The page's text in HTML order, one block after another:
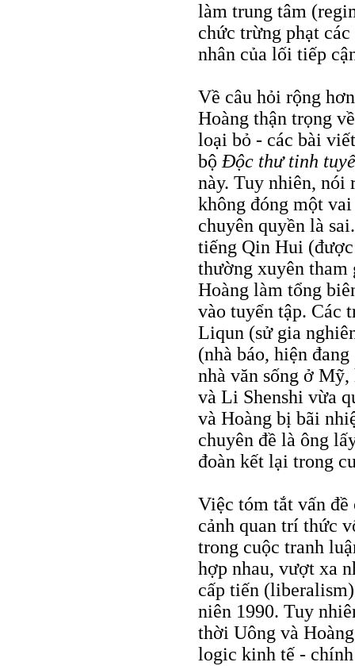
làm trung tâm
chức trừng phạt
nhân của lối tiếp
Về câu hỏi rộng
Hoàng thận trọng
loại bỏ - các bài
bộ Ðộc thư tinh
này. Tuy nhiên, nói
không đóng một
chuyên quyền là
tiếng Qin Hui
thường xuyên tham
Hoàng làm tổng
vào tuyển tập. Các
Liqun (sử gia
(nhà báo, hiện
nhà văn sống ở
và Li Shenshi vừa
và Hoàng bị bãi
chuyên đề là ông
đoàn kết lại trong
Việc tóm tắt vấn đề
cảnh quan trí thức
trong cuộc tranh
hợp nhau, vượt xa
cấp tiến
niên 1990. Tuy
thời Uông và
logic kinh tế -